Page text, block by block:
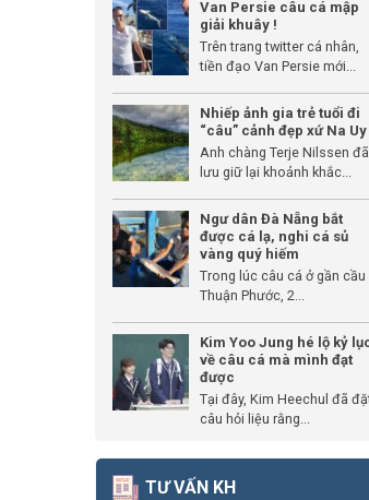
Van Persie câu cá mập
giải khuây !
Trên trang twitter cá nhân,
tiền đạo Van Persie mới...
Nhiếp ảnh gia trẻ tuổi đi
“câu” cảnh đẹp xứ Na Uy
Anh chàng Terje Nilssen đã
lưu giữ lại khoảnh khắc...
Ngư dân Đà Nẵng bắt
được cá lạ, nghi cá sủ
vàng quý hiếm
Trong lúc câu cá ở gần cầu
Thuận Phước, 2...
Kim Yoo Jung hé lộ kỷ
về câu cá mà mình đạt
được
Tại đây, Kim Heechul đã
câu hỏi liệu rằng...
TƯ VẤN KH